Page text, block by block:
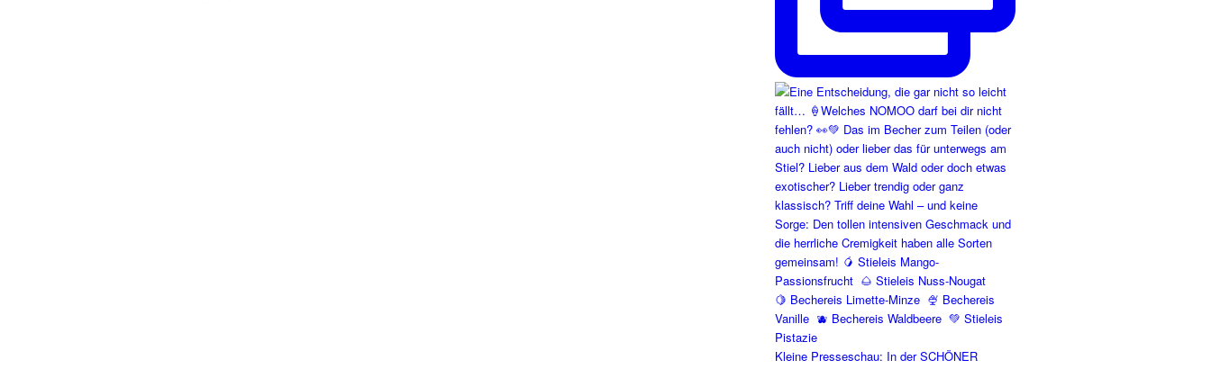
Kleine Presseschau: In der SCHÖNER